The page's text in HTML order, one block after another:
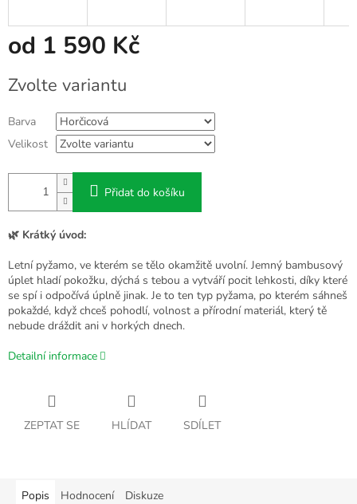
od 1 590 Kč
cena:
Zvolte variantu
Barva
Velikost
Přidat do košíku
🌿 Krátký úvod:
Letní pyžamo, ve kterém se tělo okamžitě uvolní. Jemný bambusový
úplet hladí pokožku, dýchá s tebou a vytváří pocit lehkosti, díky které
se spí i odpočívá úplně jinak. Je to ten typ pyžama, po kterém sáhneš
pokaždé, když chceš pohodlí, volnost a přírodní materiál, který tě
nebude dráždit ani v horkých dnech.
Detailní informace
ZEPTAT SE HLÍDAT SDÍLET
Popis Hodnocení Diskuze